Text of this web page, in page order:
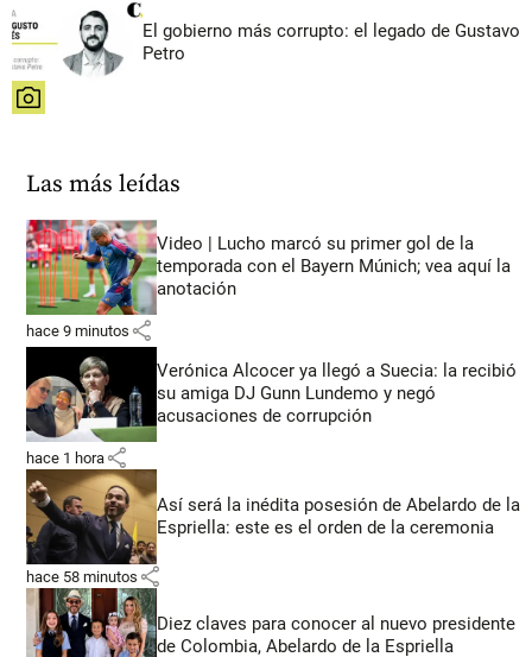
El gobierno más corrupto: el legado de Gustavo
Petro
share
Las más leídas
Video | Lucho marcó su primer gol de la
temporada con el Bayern Múnich; vea aquí la
anotación
hace 9 minutos share
Verónica Alcocer ya llegó a Suecia: la recibió
su amiga DJ Gunn Lundemo y negó
acusaciones de corrupción
hace 1 hora share
Así será la inédita posesión de Abelardo de la
Espriella: este es el orden de la ceremonia
hace 58 minutos share
Diez claves para conocer al nuevo presidente
de Colombia, Abelardo de la Espriella